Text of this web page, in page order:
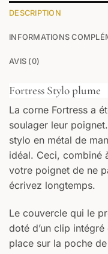
Votre texte
DESCRIPTION
INFORMATIONS
AVIS (0)
Fortress Stylo plume
La corne Fortress a
soulager leur
stylo en métal de
idéal. Ceci, combiné
votre poignet de ne
écrivez longtemps.
Le couvercle qui le
doté d’un clip
place sur la poche